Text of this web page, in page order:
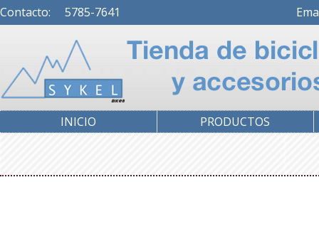
Contacto: 5785-7641
INICIO PRODUCTOS